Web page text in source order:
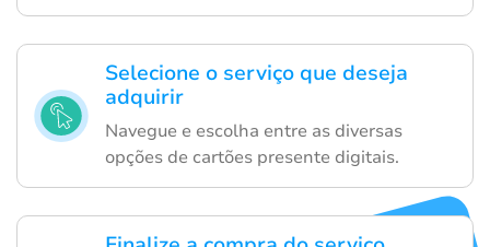
Selecione o serviço que deseja
adquirir
Navegue e escolha entre as diversas
opções de cartões presente digitais.